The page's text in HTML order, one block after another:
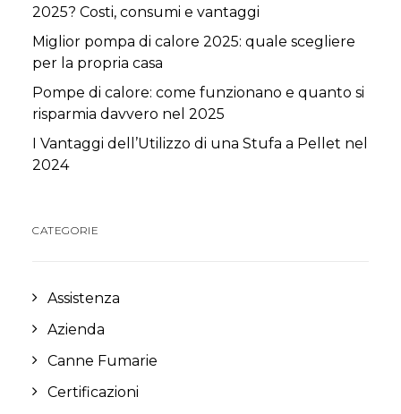
2025? Costi, consumi e vantaggi
Miglior pompa di calore 2025: quale scegliere
per la propria casa
Pompe di calore: come funzionano e quanto si
risparmia davvero nel 2025
I Vantaggi dell’Utilizzo di una Stufa a Pellet nel
2024
CATEGORIE
Assistenza
Azienda
Canne Fumarie
Certificazioni